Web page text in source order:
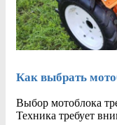
Как выбрать
Выбор мотоблока
Техника требует